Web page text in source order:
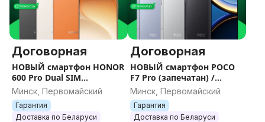
Договорная
НОВЫЙ смартфон HONOR
600 Pro Dual SIM
(запечатан) / Гарантия /
Все цвета / Память
Минск, Первомайский
Гарантия
Доставка по Беларуси
Договорная
НОВЫЙ смартфон POCO
F7 Pro (запечатан) /
Гарантия / Все цвета /
Память
Минск, Первомайский
Гарантия
Доставка по Беларуси